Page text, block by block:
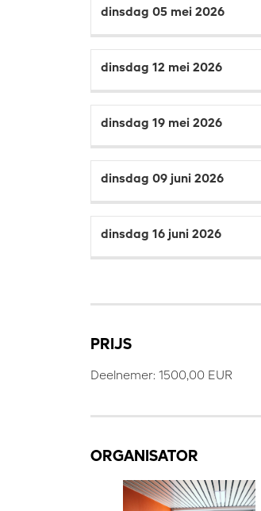
dinsdag 05 mei 2026
dinsdag 12 mei 2026
dinsdag 19 mei 2026
dinsdag 09 juni 2026
dinsdag 16 juni 2026
PRIJS
Deelnemer: 1500,00 EUR
ORGANISATOR